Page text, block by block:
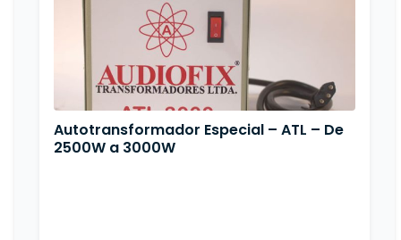
Autotransformador Especial – ATL – De
2500W a 3000W